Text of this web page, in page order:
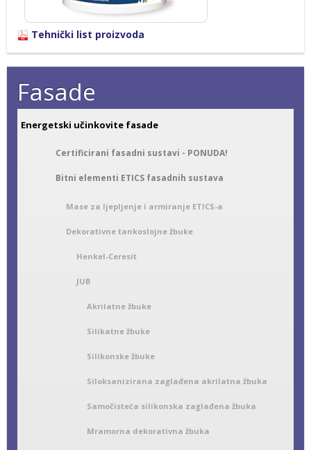
Tehnički list proizvoda
Fasade
Energetski učinkovite fasade
Certificirani fasadni sustavi - PONUDA!
Bitni elementi ETICS fasadnih sustava
Mase za ljepljenje i armiranje ETICS-a
Dekorativne tankoslojne žbuke
Henkel-Ceresit
JUB
Akrilatne žbuke
Silikatne žbuke
Silikonske žbuke
Siloksanizirana zaglađena akrilatna žbuka
Samočisteća silikonska zaglađena žbuka
Mramorna dekorativna žbuka